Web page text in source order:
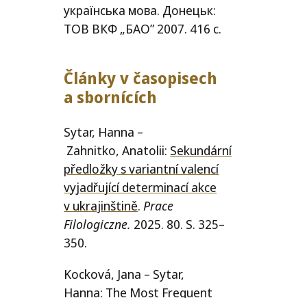
українська мова. Донецьк:
ТОВ ВКФ „БАО” 2007. 416 с.
Články v časo­pi­sech
a sbornících
Sytar, Hanna –
Zahnitko,Anatolii: Sekundární
před­lož­ky svari­antní valen­cí
vyja­dřu­jí­cí deter­mi­na­cí akce
v ukra­jin­šti­ně.Prace
Filologiczne. 2025. 80. S. 325–
350.
Kocková, Jana – Sytar,
Hanna: The Most Frequent